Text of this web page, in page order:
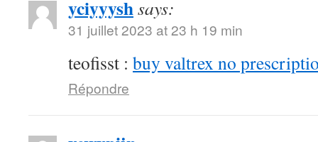
yciyyyshsays:
31 juillet 2023 at 23 h 19 min
teofisst : buy valtrex no
Répondre